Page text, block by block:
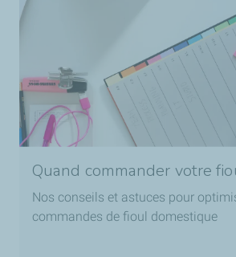
Quand commander votre
Nos conseils et astuces pour
commandes de fioul domestique